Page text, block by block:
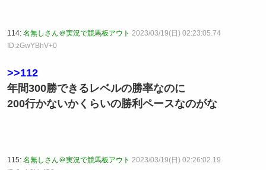
114: 名無しさん＠実況で競馬板アウト 2023/03/19(日) 02:23:05.74
ID:zGwYBhV+0
>>112
年間300勝できるレベルの勝率なのに
200行かないかくらいの勝利ペースなのがな
115: 名無しさん＠実況で競馬板アウト 2023/03/19(日) 02:26:02.19